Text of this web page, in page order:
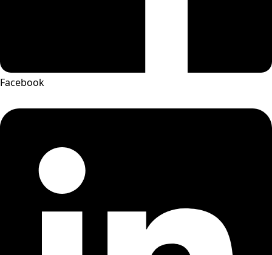
Facebook